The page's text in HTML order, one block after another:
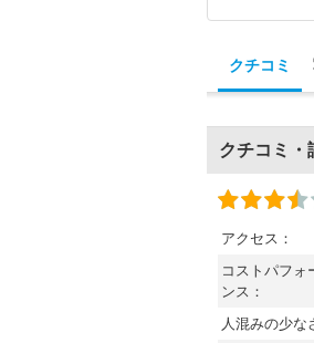
クチコミ
クチコミ・
アクセス：
コストパフォ
ンス：
人混みの少な